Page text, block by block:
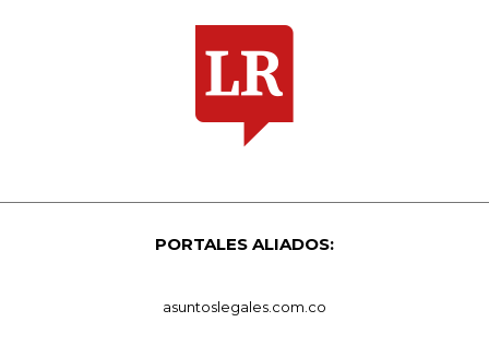
PORTALES ALIADOS:
asuntoslegales.com.co